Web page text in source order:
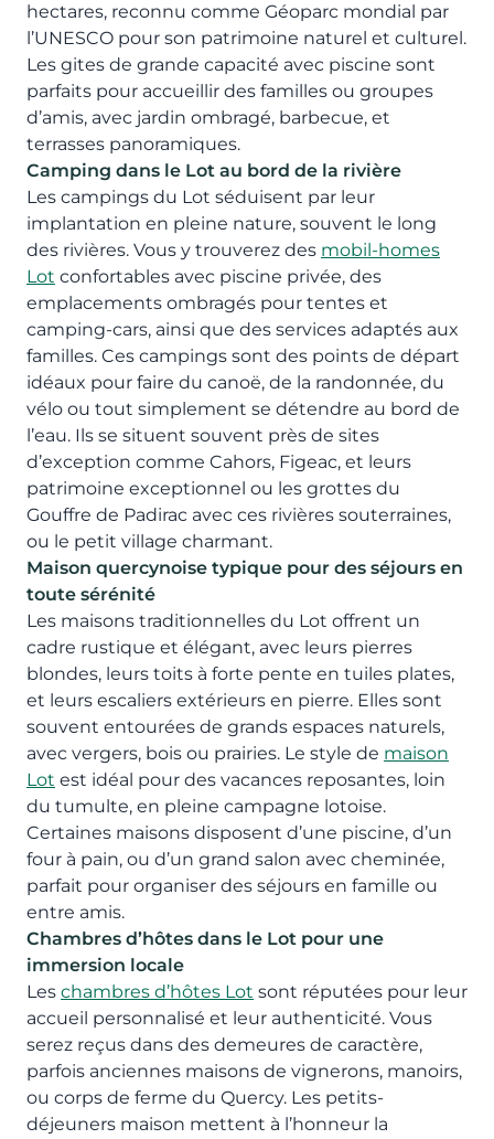
hectares, reconnu comme Géoparc mondial par
l’UNESCO pour son patrimoine naturel et culturel.
Les gites de grande capacité avec piscine sont
parfaits pour accueillir des familles ou groupes
d’amis, avec jardin ombragé, barbecue, et
terrasses panoramiques.
Camping dans le Lot au bord de la rivière
Les campings du Lot séduisent par leur
implantation en pleine nature, souvent le long
des rivières. Vous y trouverez des mobil-homes
Lot confortables avec piscine privée, des
emplacements ombragés pour tentes et
camping-cars, ainsi que des services adaptés aux
familles. Ces campings sont des points de départ
idéaux pour faire du canoë, de la randonnée, du
vélo ou tout simplement se détendre au bord de
l’eau. Ils se situent souvent près de sites
d’exception comme Cahors, Figeac, et leurs
patrimoine exceptionnel ou les grottes du
Gouffre de Padirac avec ces rivières souterraines,
ou le petit village charmant.
Maison quercynoise typique pour des séjours en
toute sérénité
Les maisons traditionnelles du Lot offrent un
cadre rustique et élégant, avec leurs pierres
blondes, leurs toits à forte pente en tuiles plates,
et leurs escaliers extérieurs en pierre. Elles sont
souvent entourées de grands espaces naturels,
avec vergers, bois ou prairies. Le style de maison
Lot est idéal pour des vacances reposantes, loin
du tumulte, en pleine campagne lotoise.
Certaines maisons disposent d’une piscine, d’un
four à pain, ou d’un grand salon avec cheminée,
parfait pour organiser des séjours en famille ou
entre amis.
Chambres d’hôtes dans le Lot pour une
immersion locale
Les chambres d’hôtes Lot sont réputées pour leur
accueil personnalisé et leur authenticité. Vous
serez reçus dans des demeures de caractère,
parfois anciennes maisons de vignerons, manoirs,
ou corps de ferme du Quercy. Les petits-
déjeuners maison mettent à l’honneur la